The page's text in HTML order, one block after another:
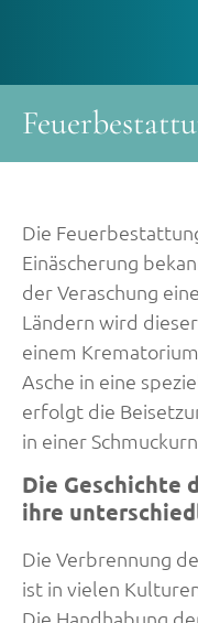
Die
Einäscherung
der Veraschung
Ländern wird
einem
Asche in eine
erfolgt die
in einer
Die Geschichte
ihre
Die Verbrennung
ist in vielen